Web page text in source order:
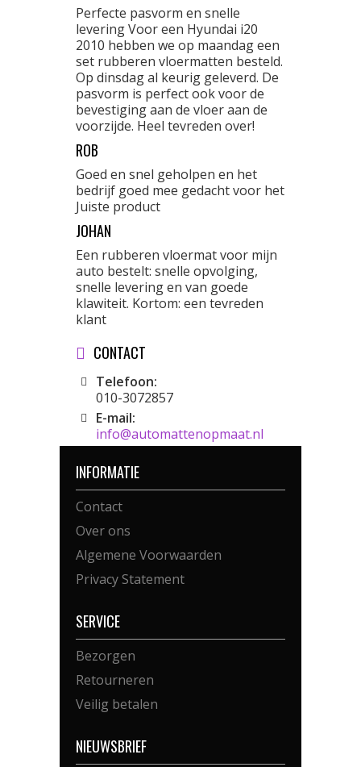
Perfecte pasvorm en snelle
levering Voor een Hyundai i20
2010 hebben we op maandag een
set rubberen vloermatten besteld.
Op dinsdag al keurig geleverd. De
pasvorm is perfect ook voor de
bevestiging aan de vloer aan de
voorzijde. Heel tevreden over!
ROB
Goed en snel geholpen en het
bedrijf goed mee gedacht voor het
Juiste product
JOHAN
Een rubberen vloermat voor mijn
auto bestelt: snelle opvolging,
snelle levering en van goede
klawiteit. Kortom: een tevreden
klant
CONTACT
Telefoon:
010-3072857
E-mail:
info@automattenopmaat.nl
INFORMATIE
Contact
Over ons
Algemene Voorwaarden
Privacy Statement
SERVICE
Bezorgen
Retourneren
Veilig betalen
NIEUWSBRIEF